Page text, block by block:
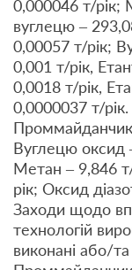
0,000046 т/рік;
вуглецю –
0,00057 т/рік;
0,001 т/рік,
0,0018 т/рік,
0,0000037 т/рік.
Вуглецю оксид
Метан – 9,846
рік; Оксид
Заходи щодо
технологій
виконані або/